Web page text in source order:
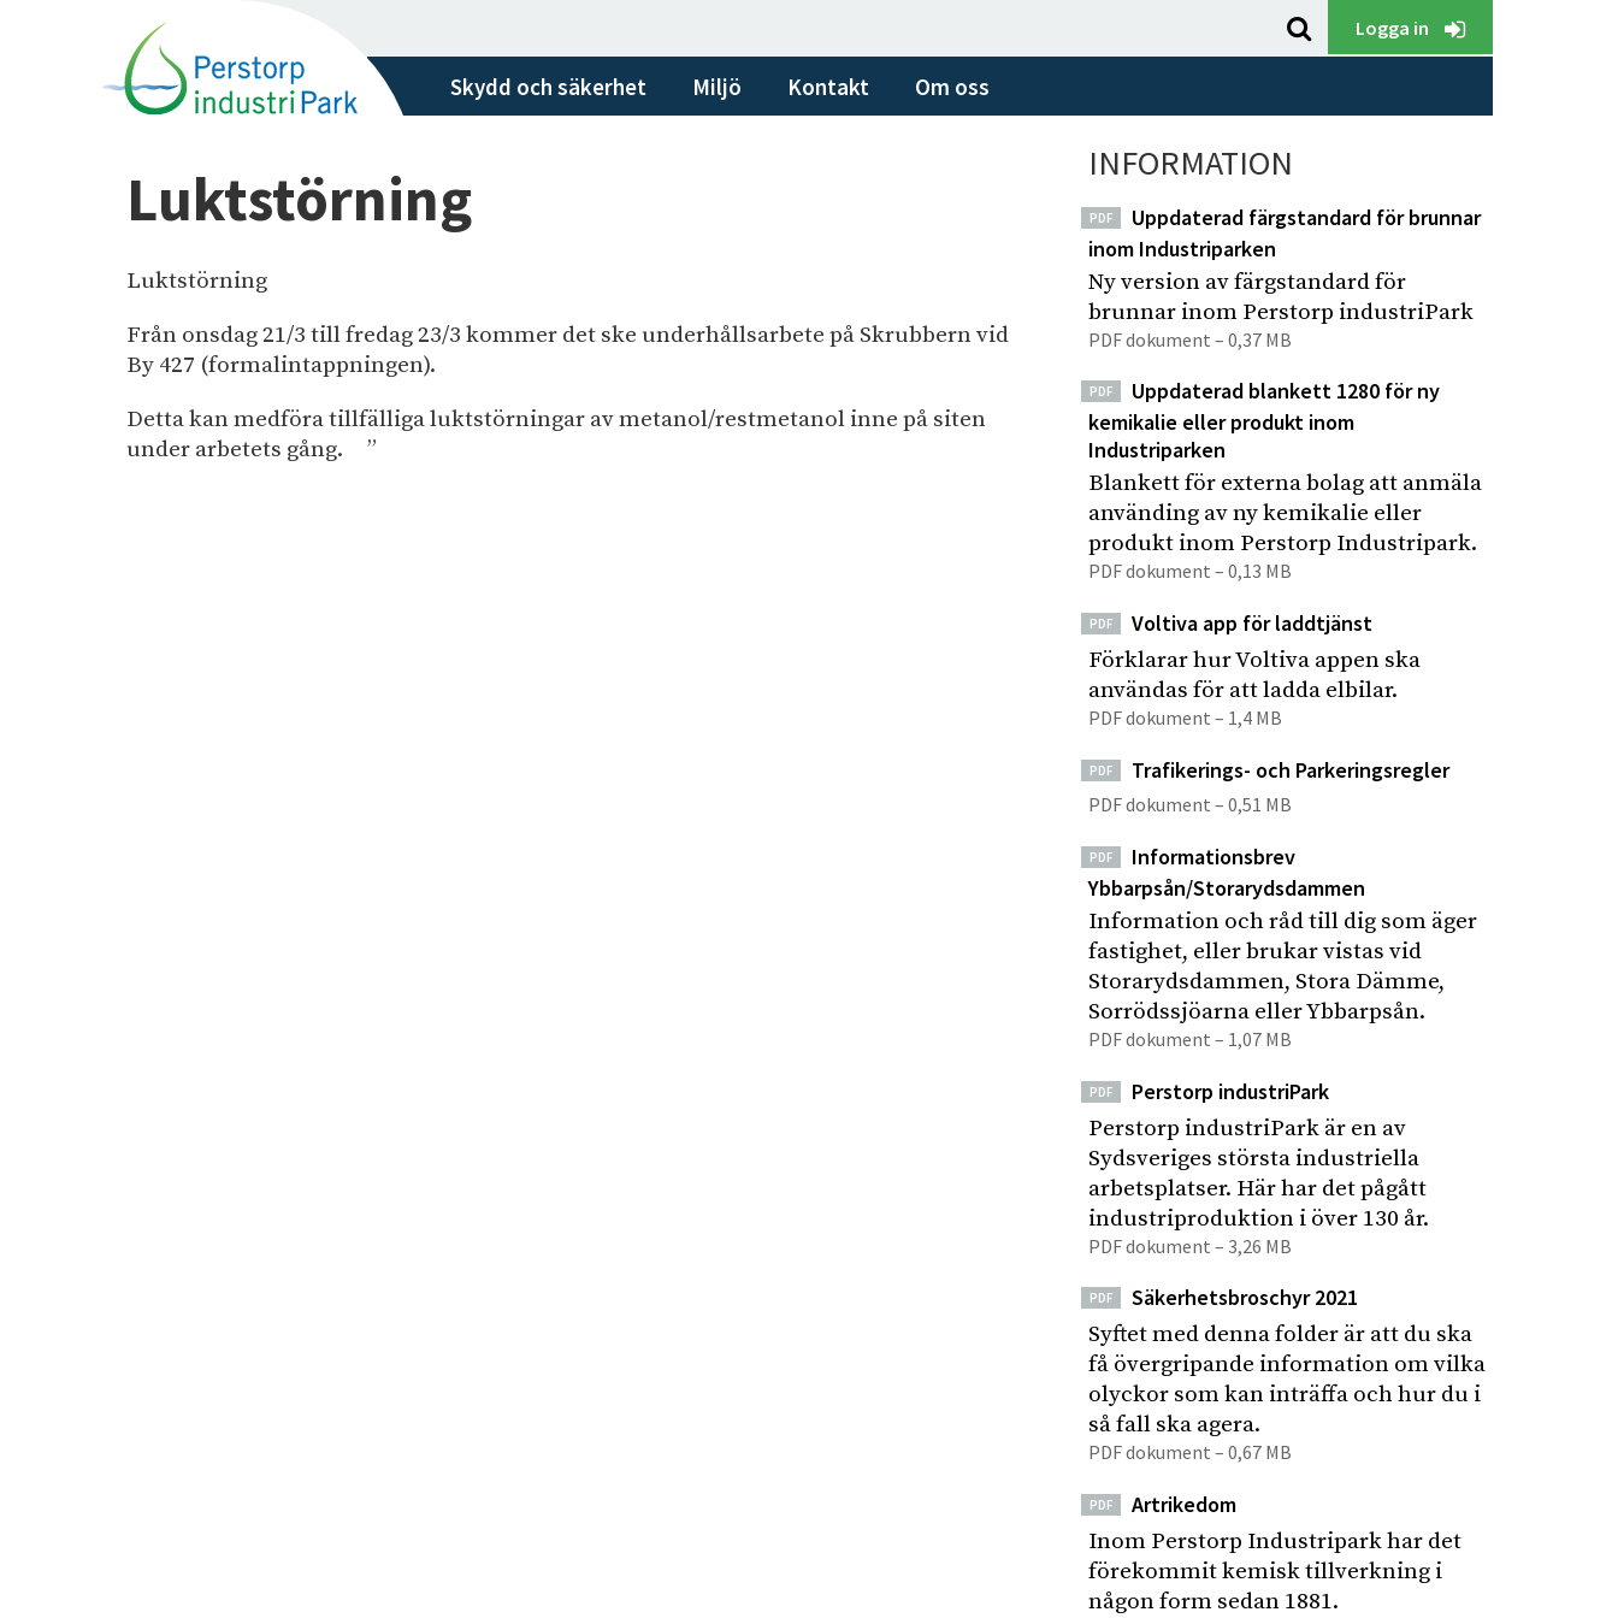
o
p
p
h
u
v
d
i
P
r
s
t
o
p
I
n
d
u
s
t
i
p
a
r
k
K
l
f
r
a
t
s
ö
k
a
s
i
t
n
Logga in
Skydd och säkerhet Miljö Kontakt Om oss
Luktstörning
Luktstörning
Från onsdag 21/3 till fredag 23/3 kommer det ske underhållsarbete på Skrubbern vid
By 427 (formalintappningen).
Detta kan medföra tillfälliga luktstörningar av metanol/restmetanol inne på siten
under arbetets gång. ”
INFORMATION
PDF
Uppdaterad färgstandard för brunnar
inom Industriparken
Ny version av färgstandard för
brunnar inom Perstorp industriPark
PDF dokument – 0,37 MB
PDF
Uppdaterad blankett 1280 för ny
kemikalie eller produkt inom
Industriparken
Blankett för externa bolag att anmäla
använding av ny kemikalie eller
produkt inom Perstorp Industripark.
PDF dokument – 0,13 MB
PDF
Voltiva app för laddtjänst
Förklarar hur Voltiva appen ska
användas för att ladda elbilar.
PDF dokument – 1,4 MB
PDF Trafikerings- och Parkeringsregler
PDF dokument – 0,51 MB
PDF
Informationsbrev
Ybbarpsån/Storarydsdammen
Information och råd till dig som äger
fastighet, eller brukar vistas vid
Storarydsdammen, Stora Dämme,
Sorrödssjöarna eller Ybbarpsån.
PDF dokument – 1,07 MB
PDF
Perstorp industriPark
Perstorp industriPark är en av
Sydsveriges största industriella
arbetsplatser. Här har det pågått
industriproduktion i över 130 år.
PDF dokument – 3,26 MB
PDF
Säkerhetsbroschyr 2021
Syftet med denna folder är att du ska
få övergripande information om vilka
olyckor som kan inträffa och hur du i
så fall ska agera.
PDF dokument – 0,67 MB
PDF
Artrikedom
Inom Perstorp Industripark har det
förekommit kemisk tillverkning i
någon form sedan 1881.